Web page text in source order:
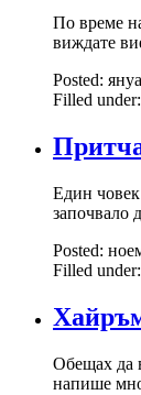
По време
виждате
Posted:
Filled under:
Един човек
започвало
Posted:
Filled under:
Обещах да
напише